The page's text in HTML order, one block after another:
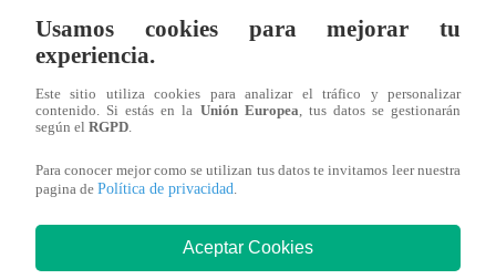
Famosos, Extremo” EN
VIVO
Usamos cookies para mejorar tu
experiencia.
Este sitio utiliza cookies para analizar el tráfico y personalizar
contenido. Si estás en la Unión Europea, tus datos se gestionarán
según el RGPD.
Para conocer mejor como se utilizan tus datos te invitamos leer nuestra
pagina de Política de privacidad.
Aceptar Cookies